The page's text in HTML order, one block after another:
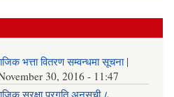
भत्ता वितरण सम्वन्धमा सूचना |
30, 2016 - 11:47
सुरक्षा प्रगति अनुसूची ८